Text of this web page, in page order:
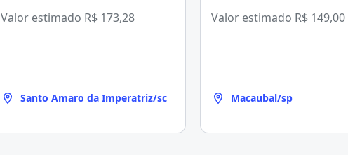
Valor estimado R$ 173,28
Santo Amaro da Imperatriz/sc
Valor estimado R$ 149,00
Macaubal/sp